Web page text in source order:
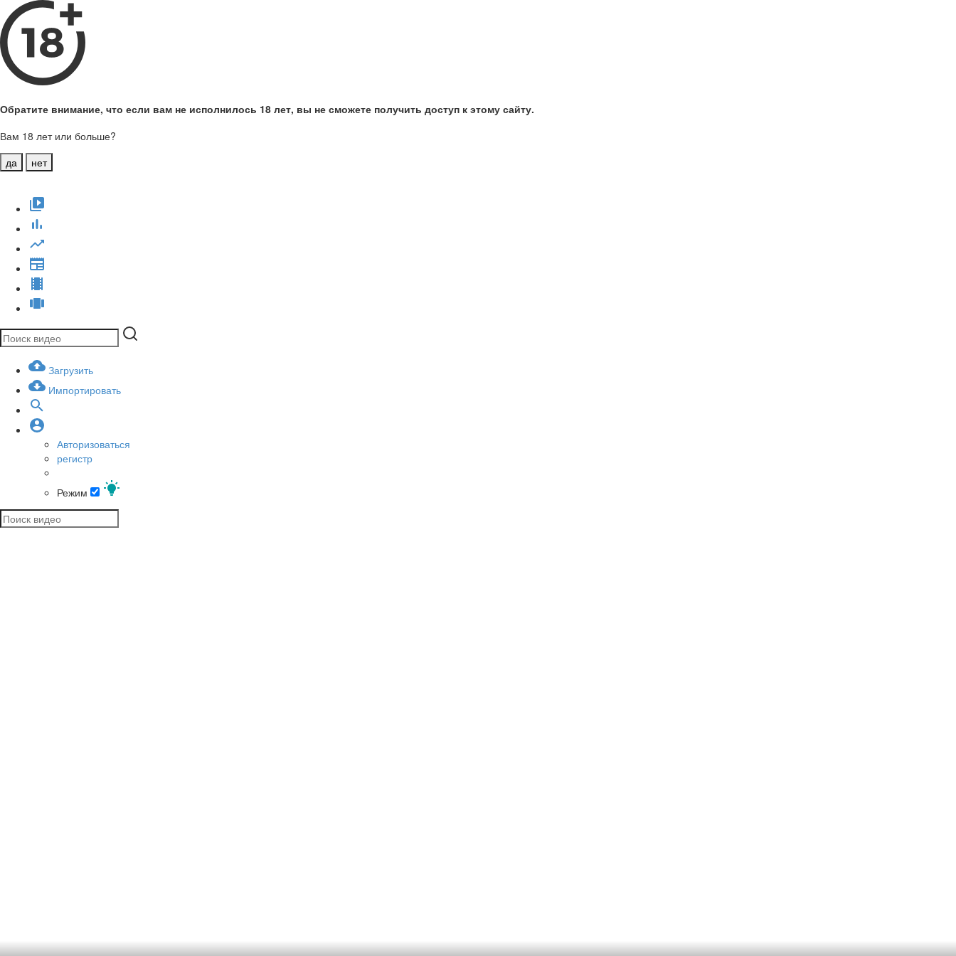
Обратите внимание, что если вам не исполнилось 18 лет, вы не сможете получить доступ к этому сайту.
Вам 18 лет или больше?
да
нет
Загрузить
Импортировать
Авторизоваться
регистр
Режим